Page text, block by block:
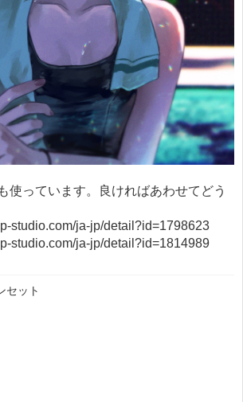
使っています。良ければあわせてどう
studio.com/ja-jp/detail?id=1798623
studio.com/ja-jp/detail?id=1814989
セット